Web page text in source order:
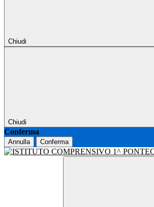
Chiudi
Chiudi
Conferma
Annulla Conferma